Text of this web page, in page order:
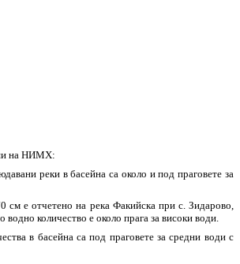
на НИМХ:
реки в басейна са около и под праговете за
е отчетено на река Факийска при с. Зидарово,
количество е около прага за високи води.
в басейна са под праговете за средни води с